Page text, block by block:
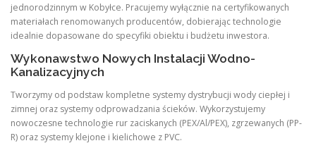
jednorodzinnym w Kobyłce. Pracujemy wyłącznie na certyfikowanych
materiałach renomowanych producentów, dobierając technologie
idealnie dopasowane do specyfiki obiektu i budżetu inwestora.
Wykonawstwo Nowych Instalacji Wodno-
Kanalizacyjnych
Tworzymy od podstaw kompletne systemy dystrybucji wody ciepłej i
zimnej oraz systemy odprowadzania ścieków. Wykorzystujemy
nowoczesne technologie rur zaciskanych (PEX/Al/PEX), zgrzewanych (PP-
R) oraz systemy klejone i kielichowe z PVC.